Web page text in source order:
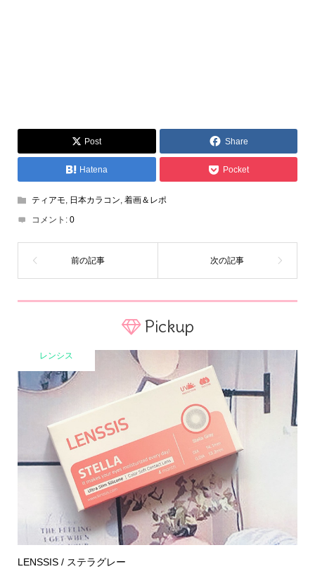
Post Share
Hatena Pocket
ティアモ, 日本カラコン, 着画＆レポ
コメント: 0
Pickup
レンシス
LENSSIS / ステラグレー